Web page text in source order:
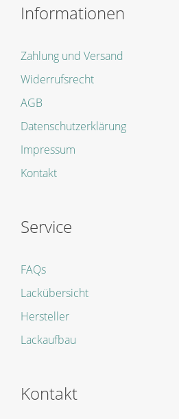
Informationen
Zahlung und Versand
Widerrufsrecht
AGB
Datenschutzerklärung
Impressum
Kontakt
Service
FAQs
Lackübersicht
Hersteller
Lackaufbau
Kontakt